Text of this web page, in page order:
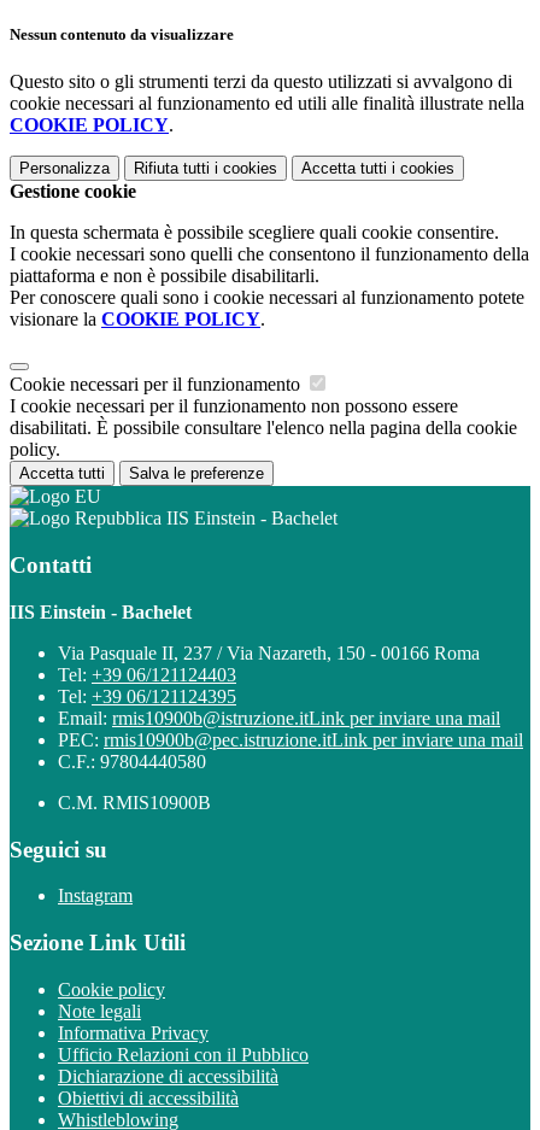
Nessun contenuto da visualizzare
Questo sito o gli strumenti terzi da questo utilizzati si avvalgono di
cookie necessari al funzionamento ed utili alle finalità illustrate nella
COOKIE POLICY.
Personalizza Rifiuta tutti i cookies Accetta tutti i cookies
Gestione cookie
In questa schermata è possibile scegliere quali cookie consentire.
I cookie necessari sono quelli che consentono il funzionamento della
piattaforma e non è possibile disabilitarli.
Per conoscere quali sono i cookie necessari al funzionamento potete
visionare la COOKIE POLICY.
Cookie necessari per il funzionamento
I cookie necessari per il funzionamento non possono essere
disabilitati. È possibile consultare l'elenco nella pagina della cookie
policy.
Accetta tutti Salva le preferenze
IIS Einstein - Bachelet
Contatti
IIS Einstein - Bachelet
Via Pasquale II, 237 / Via Nazareth, 150 - 00166 Roma
Tel: +39 06/121124403
Tel: +39 06/121124395
Email: rmis10900b@istruzione.itLink per inviare una mail
PEC: rmis10900b@pec.istruzione.itLink per inviare una mail
C.F.: 97804440580
C.M. RMIS10900B
Seguici su
Instagram
Sezione Link Utili
Cookie policy
Note legali
Informativa Privacy
Ufficio Relazioni con il Pubblico
Dichiarazione di accessibilità
Obiettivi di accessibilità
Whistleblowing